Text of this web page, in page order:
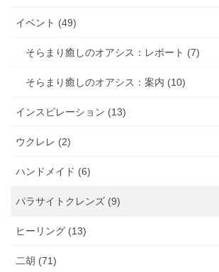
イベント (49)
そらまり癒しのオアシス：レポート (7)
そらまり癒しのオアシス：案内 (10)
インスピレーション (13)
ウクレレ (2)
ハンドメイド (6)
パラサイトクレンズ (9)
ヒーリング (13)
二胡 (71)